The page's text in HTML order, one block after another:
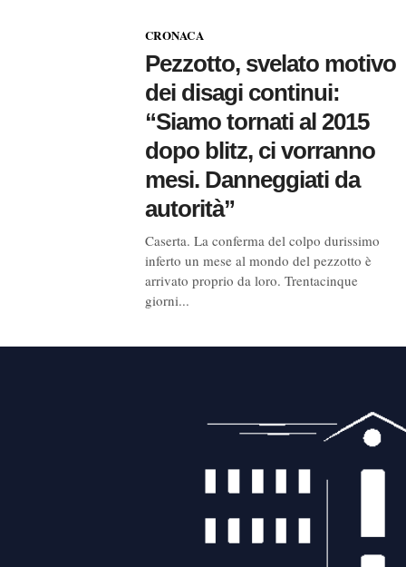
CRONACA
Pezzotto, svelato motivo
dei disagi continui:
“Siamo tornati al 2015
dopo blitz, ci vorranno
mesi. Danneggiati da
autorità”
Caserta. La conferma del colpo durissimo
inferto un mese al mondo del pezzotto è
arrivato proprio da loro. Trentacinque
giorni...